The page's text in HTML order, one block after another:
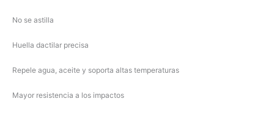
No se astilla
Huella dactilar precisa
Repele agua, aceite y soporta altas temperaturas
Mayor resistencia a los impactos